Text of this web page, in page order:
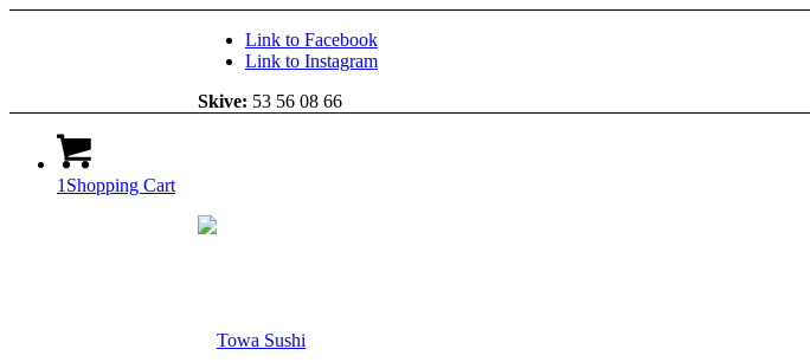
Link to Facebook
Link to Instagram
Skive: 53 56 08 66
1 Shopping Cart